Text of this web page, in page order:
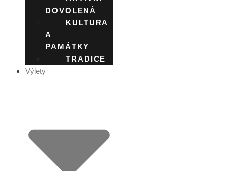
DOVOLENÁ
KULTURA
A
PAMÁTKY
TRADICE
Výlety